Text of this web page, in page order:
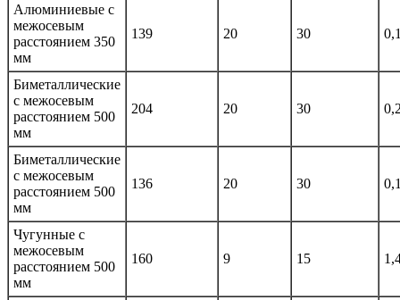
Алюминиевые с
межосевым
расстоянием 350
мм
139 20 30
Биметаллические
с межосевым
расстоянием 500
мм
204 20 30
Биметаллические
с межосевым
расстоянием 500
мм
136 20 30
Чугунные с
межосевым
расстоянием 500
мм
160 9 15